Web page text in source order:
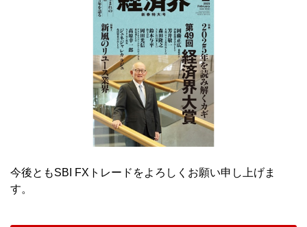
今後ともSBI FXトレードをよろしくお願い申し上げま
す。